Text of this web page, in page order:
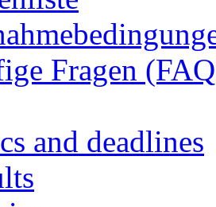
Fragen
and deadlines